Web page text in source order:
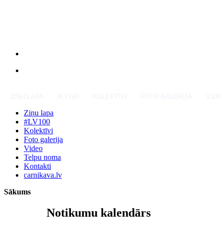
Ziņu lapa
#LV100
Kolektīvi
Foto galerija
Video
Telpu noma
Kontakti
carnikava.lv
Sākums
Notikumu kalendārs